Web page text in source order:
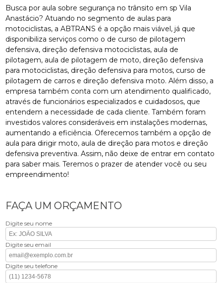
Busca por aula sobre segurança no trânsito em sp Vila
Anastácio? Atuando no segmento de aulas para
motociclistas, a ABTRANS é a opção mais viável, já que
disponibiliza serviços como o de curso de pilotagem
defensiva, direção defensiva motociclistas, aula de
pilotagem, aula de pilotagem de moto, direção defensiva
para motociclistas, direção defensiva para motos, curso de
pilotagem de carros e direção defensiva moto. Além disso, a
empresa também conta com um atendimento qualificado,
através de funcionários especializados e cuidadosos, que
entendem a necessidade de cada cliente. Também foram
investidos valores consideráveis em instalações modernas,
aumentando a eficiência. Oferecemos também a opção de
aula para dirigir moto, aula de direção para motos e direção
defensiva preventiva. Assim, não deixe de entrar em contato
para saber mais. Teremos o prazer de atender você ou seu
empreendimento!
FAÇA UM ORÇAMENTO
Digite seu nome
Digite seu email
Digite seu telefone